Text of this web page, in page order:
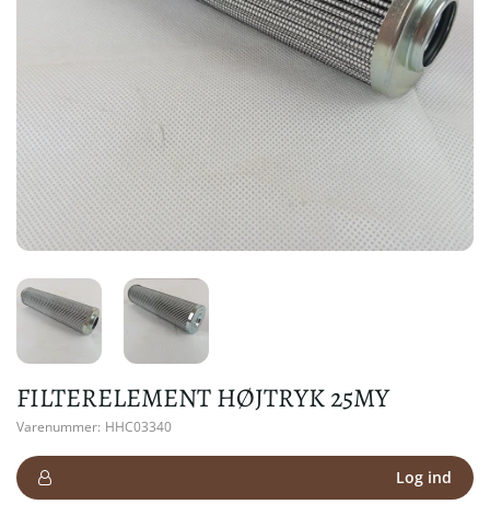
FILTERELEMENT HØJTRYK 25MY
Varenummer: HHC03340
Log ind